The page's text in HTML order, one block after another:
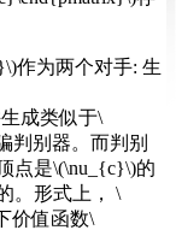
作为两个对手: 生
成类似于\
判别器。而判别
点是\(\nu_{c}\)的
。形式上， \
价值函数\